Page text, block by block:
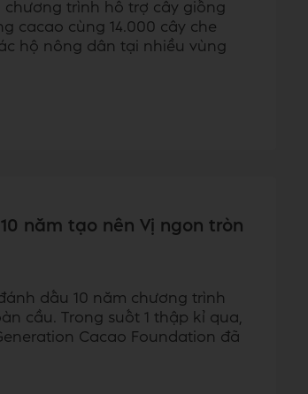
chương trình hỗ trợ cây giống
cacao cùng 14.000 cây che
hộ nông dân tại nhiều vùng
năm tạo nên Vị ngon tròn
dấu 10 năm chương trình
cầu. Trong suốt 1 thập kỉ qua,
Cacao Foundation đã